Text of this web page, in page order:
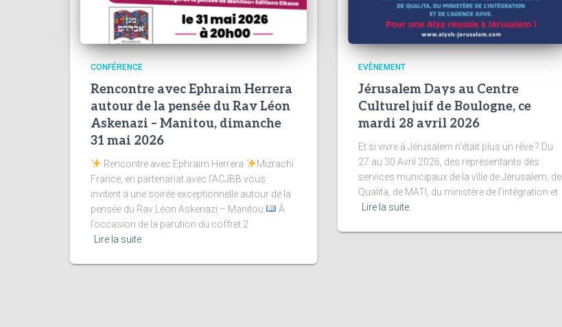
CONFÉRENCE
Rencontre avec Ephraim Herrera
autour de la pensée du Rav Léon
Askenazi – Manitou, dimanche
31 mai 2026
Rencontre avec Ephraïm Herrera
Mizrachi
France, en partenariat avec l’ACJBB vous
invitent à une soirée exceptionnelle autour de la
pensée du Rav Léon Askenazi – Manitou.
À
l’occasion de la parution du coffret 2
Lire la suite
EVÈNEMENT
Jérusalem Days au Centre
Culturel juif de Boulogne, ce
mardi 28 avril 2026
️Et si vivre à Jérusalem n’était plus un rêve ? Du
27 au 30 Avril 2026, des représentants des
services municipaux de la ville de Jérusalem, de
Qualita, de MATI, du ministère de l’intégration et
Lire la suite